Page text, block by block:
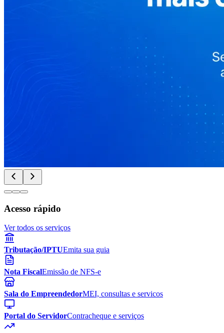
Acesso rápido
Ver todos os serviços
Tributação/IPTUEmita sua guia
Nota FiscalEmissão de NFS-e
Sala do EmpreendedorMEI, consultas e servicos
Portal do ServidorContracheque e serviços